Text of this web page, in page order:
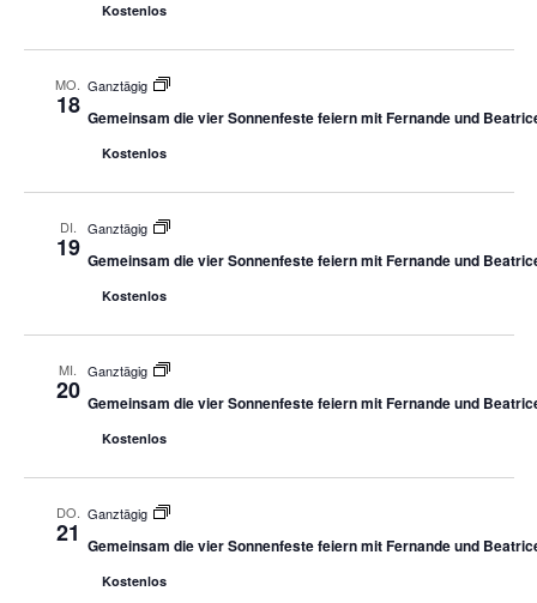
Kostenlos
MO.
18
Ganztägig
Gemeinsam die vier Sonnenfeste feiern mit Fernande und
Kostenlos
DI.
19
Ganztägig
Gemeinsam die vier Sonnenfeste feiern mit Fernande und
Kostenlos
MI.
20
Ganztägig
Gemeinsam die vier Sonnenfeste feiern mit Fernande und
Kostenlos
DO.
21
Ganztägig
Gemeinsam die vier Sonnenfeste feiern mit Fernande und
Kostenlos